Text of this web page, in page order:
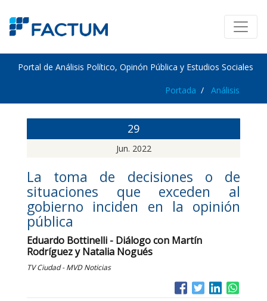
Portal de Análisis Político, Opinón Pública y Estudios Sociales
Portada Análisis
29
Jun. 2022
La toma de decisiones o de
situaciones que exceden al
gobierno inciden en la opinión
pública
Eduardo Bottinelli - Diálogo con Martín
Rodríguez y Natalia Nogués
TV Ciudad - MVD Noticias